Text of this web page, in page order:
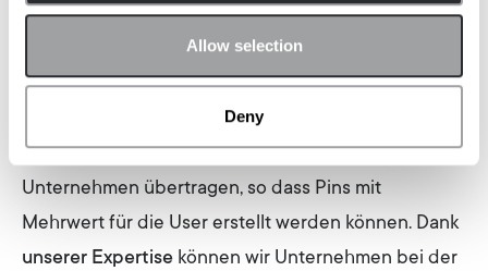
Allow selection
Deny
Ebenfalls relevant sind die aktuellen Trends auf
Pinterest. Hierfür bietet der Kanal ein Trend Tool zur
Recherche an sowie einen ausführlichen Trend
Ausblick auf die wichtigsten Themenbereiche des
Jahres. Viele davon lassen sich auch gut auf
Unternehmen übertragen, so dass Pins mit
Mehrwert für die User erstellt werden können. Dank
unserer Expertise können wir Unternehmen bei der